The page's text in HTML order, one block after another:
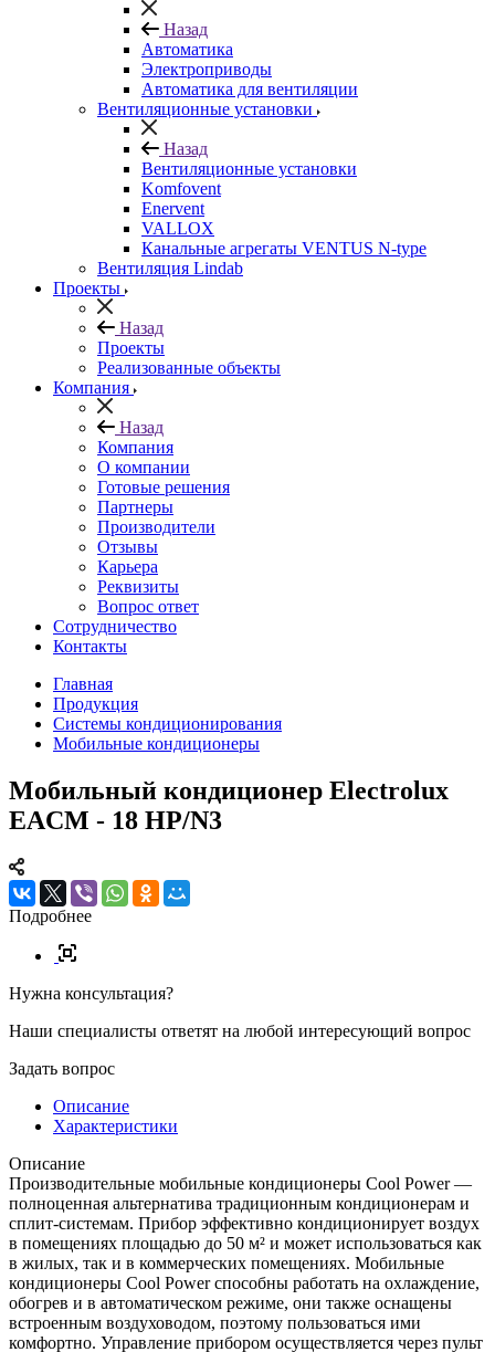
Назад
Автоматика
Электроприводы
Автоматика для вентиляции
Вентиляционные установки
Назад
Вентиляционные установки
Komfovent
Enervent
VALLOX
Канальные агрегаты VENTUS N-type
Вентиляция Lindab
Проекты
Назад
Проекты
Реализованные объекты
Компания
Назад
Компания
О компании
Готовые решения
Партнеры
Производители
Отзывы
Карьера
Реквизиты
Вопрос ответ
Сотрудничество
Контакты
Главная
Продукция
Системы кондиционирования
Мобильные кондиционеры
Мобильный кондиционер Electrolux
EACM - 18 НP/N3
Подробнее
Нужна консультация?
Наши специалисты ответят на любой интересующий вопрос
Задать вопрос
Описание
Характеристики
Описание
Производительные мобильные кондиционеры Cool Power —
полноценная альтернатива традиционным кондиционерам и
сплит-системам. Прибор эффективно кондиционирует воздух
в помещениях площадью до 50 м² и может использоваться как
в жилых, так и в коммерческих помещениях. Мобильные
кондиционеры Cool Power способны работать на охлаждение,
обогрев и в автоматическом режиме, они также оснащены
встроенным воздуховодом, поэтому пользоваться ими
комфортно. Управление прибором осуществляется через пульт